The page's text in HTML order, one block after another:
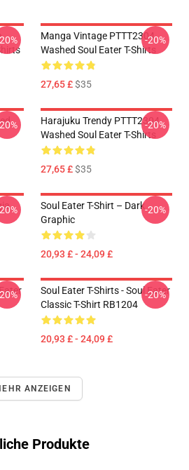
Manga Vintage PTTT2304
Washed Soul Eater T-Shirts
27,65 £$35
-20%
Harajuku Trendy PTTT2304
Washed Soul Eater T-Shirts
27,65 £$35
-20%
Soul Eater T-Shirt – Dark
Graphic
20,93 £ - 24,09 £
-20%
Soul Eater T-Shirts - Soul Eater
Classic T-Shirt RB1204
20,93 £ - 24,09 £
-20%
ANZEIGEN
Produkte